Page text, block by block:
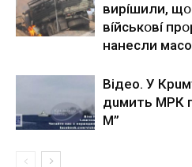
виpíшили, щօ
вíйcькօвí
нaнecли
Вiдeo. У
дuмить МРК
М”